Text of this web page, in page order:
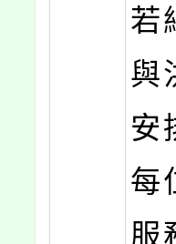
若
與
安
每
服